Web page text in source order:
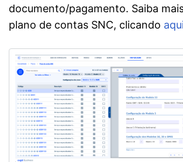
documento/pagamento. Saiba
plano de contas SNC, clicando aqui